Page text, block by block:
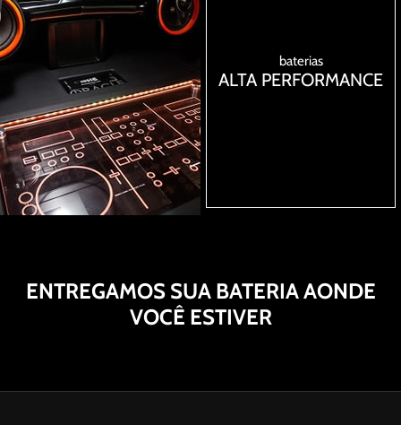
baterias
ALTA PERFORMANCE
ENTREGAMOS SUA BATERIA AONDE
VOCÊ ESTIVER